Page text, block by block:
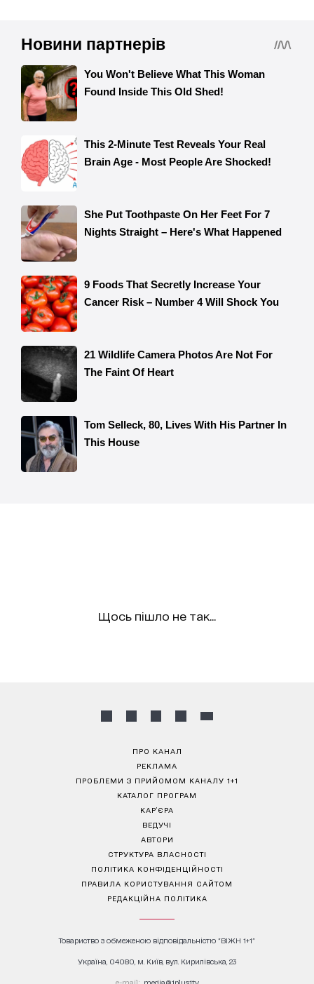
Щось пішло не так...
ПРО КАНАЛ
РЕКЛАМА
ПРОБЛЕМИ З ПРИЙОМОМ КАНАЛУ 1+1
КАТАЛОГ ПРОГРАМ
КАР’ЄРА
ВЕДУЧІ
АВТОРИ
СТРУКТУРА ВЛАСНОСТІ
ПОЛІТИКА КОНФІДЕНЦІЙНОСТІ
ПРАВИЛА КОРИСТУВАННЯ САЙТОМ
РЕДАКЦІЙНА ПОЛІТИКА
Товариство з обмеженою відповідальністю "ВІЖН 1+1"
Україна, 04080, м. Київ, вул. Кирилівська, 23
е-mail: media@1plus1.tv